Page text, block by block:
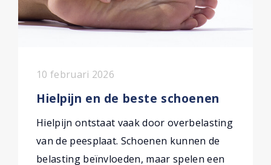
10 februari 2026
Hielpijn en de beste schoenen
Hielpijn ontstaat vaak door overbelasting
van de peesplaat. Schoenen kunnen de
belasting beïnvloeden, maar spelen een